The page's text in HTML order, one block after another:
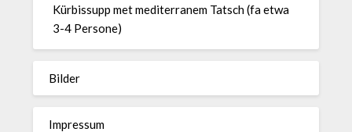
Kürbissupp met mediterranem Tatsch (fa etwa
3-4 Persone)
Bilder
Impressum